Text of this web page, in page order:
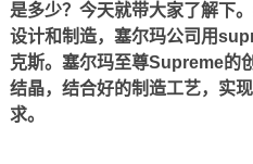
是多少？今天就带大家了解下
设计和制造，塞尔玛公司用
克斯。塞尔玛至尊Supreme的
结晶，结合好的制造工艺，实
求。